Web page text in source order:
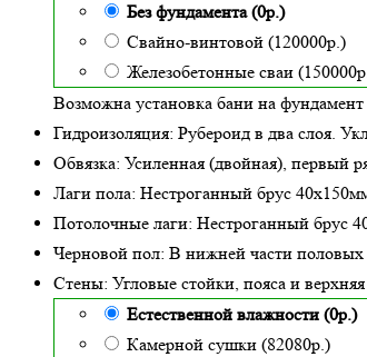
Без фундамента (0р.)
Свайно-винтовой (120000р.)
Железобетонные сваи
Возможна установка бани на
Гидроизоляция: Рубероид в два слоя.
Обвязка: Усиленная (двойная), первый
Лаги пола: Нестроганный брус
Потолочные лаги: Нестроганный брус
Черновой пол: В нижней части половых
Стены: Угловые стойки, пояса и
Естественной влажности (0р.)
Камерной сушки (82080р.)